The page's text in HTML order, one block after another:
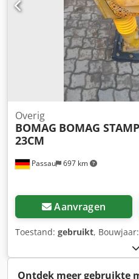
Passau 697 km
Overig
BOMAG BOMAG
23CM
Aanvragen
Toestand: gebruikt, Bouwjaar:
Ontdek meer gebruikte